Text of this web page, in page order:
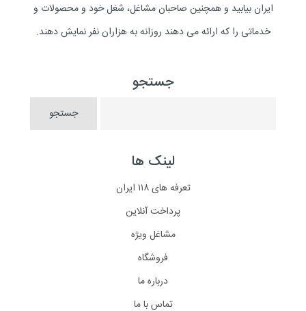
ایران بیابید و همچنین صاحبان مشاغل، شغل خود و محصولات و
خدماتی را که ارائه می دهند روزانه به هزاران نفر نمایش دهند.
جستجو
لینک ها
تعرفه های ۱۱۸ ایران
پرداخت آنلاین
مشاغل ویژه
فروشگاه
درباره ما
تماس با ما